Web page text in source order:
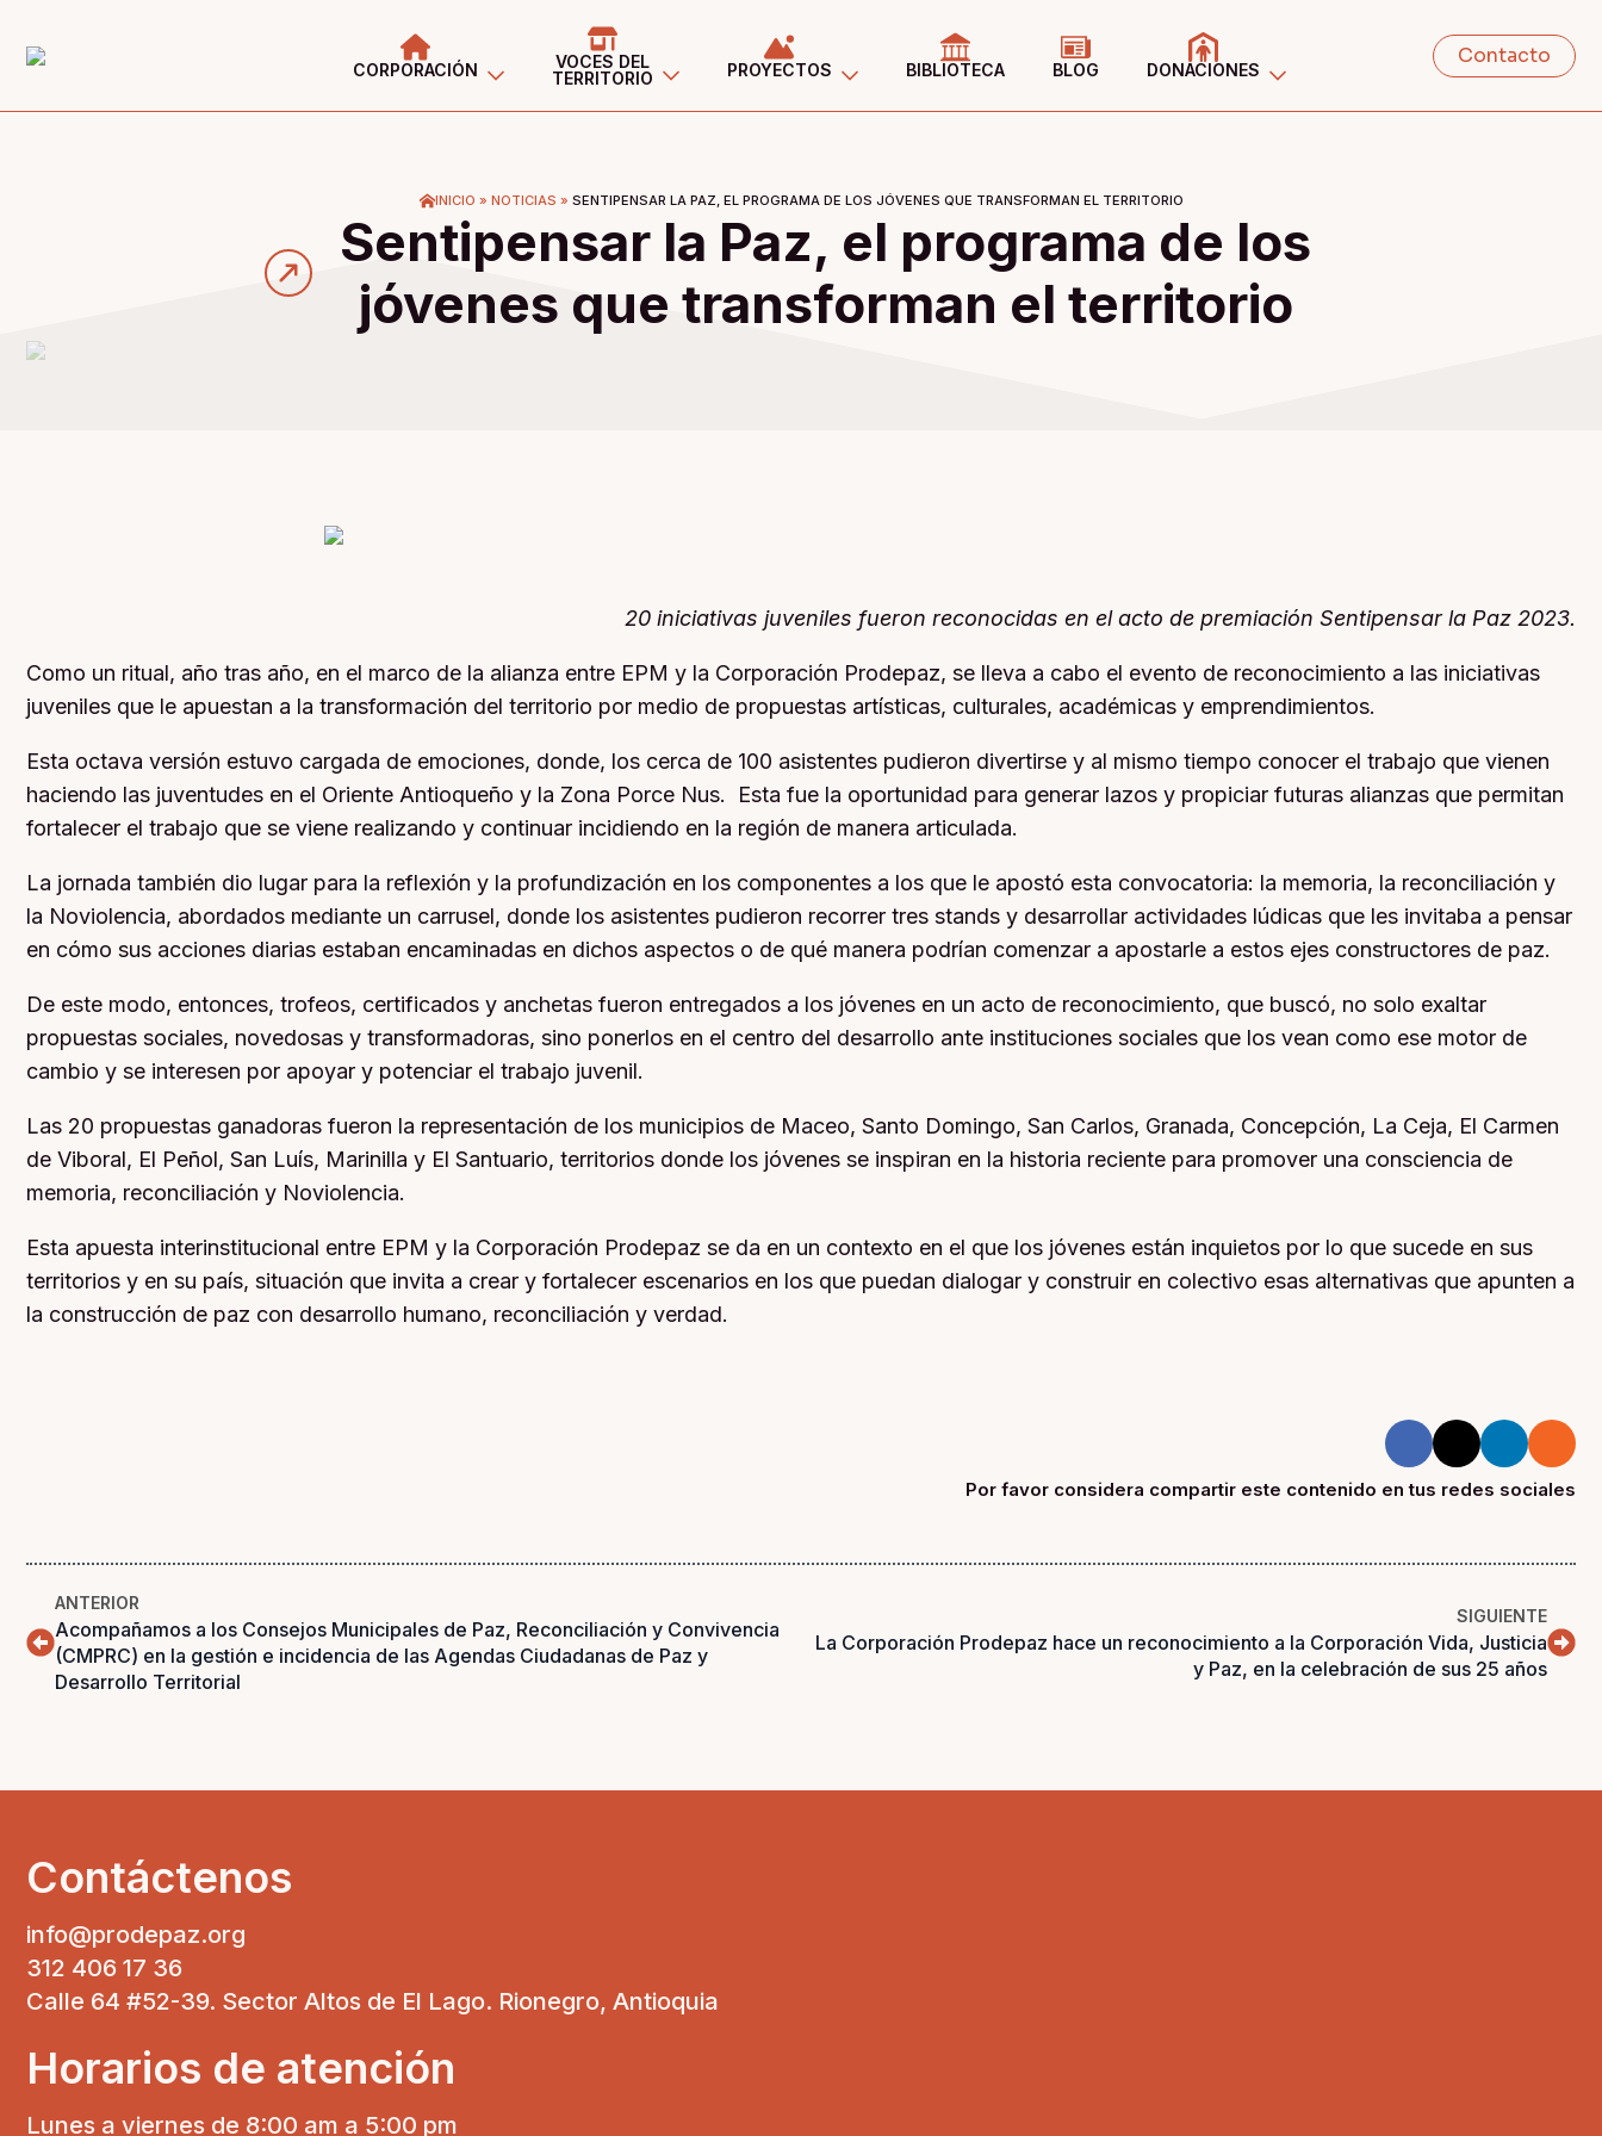
CORPORACIÓN
VOCES DEL
TERRITORIO
PROYECTOS BIBLIOTECA BLOG DONACIONES
Contacto
INICIO » NOTICIAS » SENTIPENSAR LA PAZ, EL PROGRAMA DE LOS JÓVENES QUE TRANSFORMAN EL TERRITORIO
Sentipensar la Paz, el programa de los
jóvenes que transforman el territorio
20 iniciativas juveniles fueron reconocidas en el acto de premiación Sentipensar la Paz 2023.
Como un ritual, año tras año, en el marco de la alianza entre EPM y la Corporación Prodepaz, se lleva a cabo el evento de reconocimiento a las iniciativas
juveniles que le apuestan a la transformación del territorio por medio de propuestas artísticas, culturales, académicas y emprendimientos.
Esta octava versión estuvo cargada de emociones, donde, los cerca de 100 asistentes pudieron divertirse y al mismo tiempo conocer el trabajo que vienen
haciendo las juventudes en el Oriente Antioqueño y la Zona Porce Nus. Esta fue la oportunidad para generar lazos y propiciar futuras alianzas que permitan
fortalecer el trabajo que se viene realizando y continuar incidiendo en la región de manera articulada.
La jornada también dio lugar para la reflexión y la profundización en los componentes a los que le apostó esta convocatoria: la memoria, la reconciliación y
la Noviolencia, abordados mediante un carrusel, donde los asistentes pudieron recorrer tres stands y desarrollar actividades lúdicas que les invitaba a pensar
en cómo sus acciones diarias estaban encaminadas en dichos aspectos o de qué manera podrían comenzar a apostarle a estos ejes constructores de paz.
De este modo, entonces, trofeos, certificados y anchetas fueron entregados a los jóvenes en un acto de reconocimiento, que buscó, no solo exaltar
propuestas sociales, novedosas y transformadoras, sino ponerlos en el centro del desarrollo ante instituciones sociales que los vean como ese motor de
cambio y se interesen por apoyar y potenciar el trabajo juvenil.
Las 20 propuestas ganadoras fueron la representación de los municipios de Maceo, Santo Domingo, San Carlos, Granada, Concepción, La Ceja, El Carmen
de Viboral, El Peñol, San Luís, Marinilla y El Santuario, territorios donde los jóvenes se inspiran en la historia reciente para promover una consciencia de
memoria, reconciliación y Noviolencia.
Esta apuesta interinstitucional entre EPM y la Corporación Prodepaz se da en un contexto en el que los jóvenes están inquietos por lo que sucede en sus
territorios y en su país, situación que invita a crear y fortalecer escenarios en los que puedan dialogar y construir en colectivo esas alternativas que apunten a
la construcción de paz con desarrollo humano, reconciliación y verdad.
Por favor considera compartir este contenido en tus redes sociales
ANTERIOR
Acompañamos a los Consejos Municipales de Paz, Reconciliación y Convivencia
(CMPRC) en la gestión e incidencia de las Agendas Ciudadanas de Paz y
Desarrollo Territorial
SIGUIENTE
La Corporación Prodepaz hace un reconocimiento a la Corporación Vida, Justicia
y Paz, en la celebración de sus 25 años
Contáctenos
info@prodepaz.org
312 406 17 36
Calle 64 #52-39. Sector Altos de El Lago. Rionegro, Antioquia
Horarios de atención
Lunes a viernes de 8:00 am a 5:00 pm